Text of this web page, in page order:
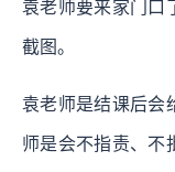
袁老师要来家门口
截图。
袁老师是结课后会
师是会不指责、不